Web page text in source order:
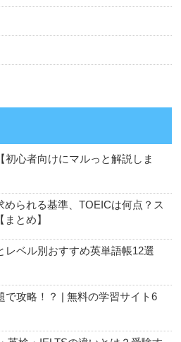
初心者向けにマルっと解説しま
められる基準、TOEICは何点？ス
とめ】
レベル別おすすめ英単語帳12選
で攻略！？ | 無料の学習サイト6